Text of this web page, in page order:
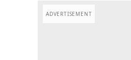
ADVERTISEMENT